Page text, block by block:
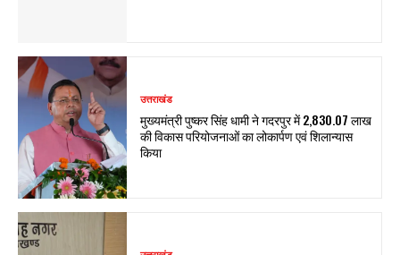
उत्तराखंड
मुख्यमंत्री पुष्कर सिंह धामी ने गदरपुर में ₹2,830.07 लाख
की विकास परियोजनाओं का लोकार्पण एवं शिलान्यास
किया